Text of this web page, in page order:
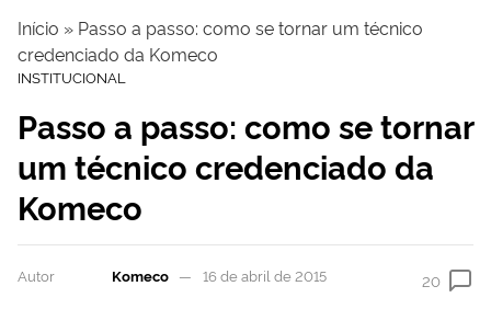
Início » Passo a passo: como se tornar um técnico
credenciado da Komeco
INSTITUCIONAL
Passo a passo: como se tornar
um técnico credenciado da
Komeco
Autor Komeco 16 de abril de 2015 20